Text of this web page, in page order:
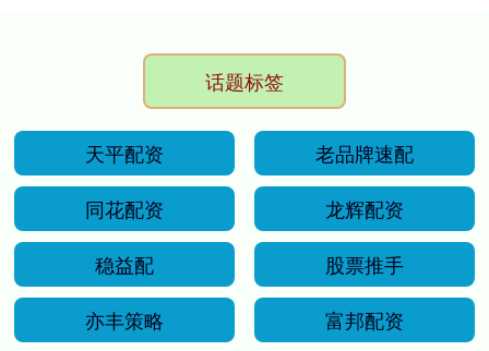
话题标签
天平配资
老品牌速配
同花配资
龙辉配资
稳益配
股票推手
亦丰策略
富邦配资